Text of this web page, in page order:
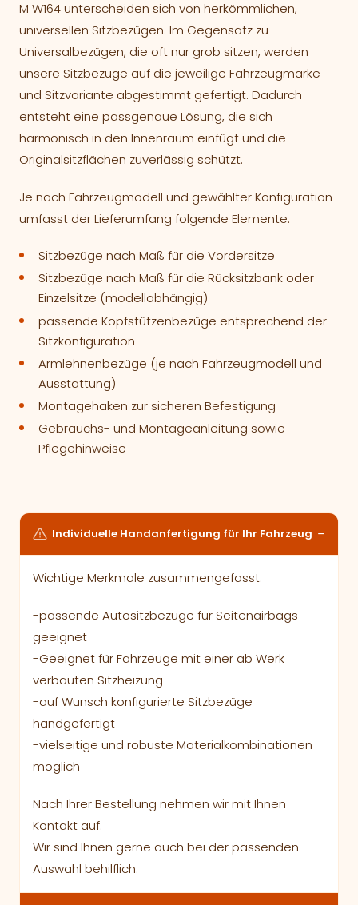
M W164 unterscheiden sich von herkömmlichen,
universellen Sitzbezügen. Im Gegensatz zu
Universalbezügen, die oft nur grob sitzen, werden
unsere Sitzbezüge auf die jeweilige Fahrzeugmarke
und Sitzvariante abgestimmt gefertigt. Dadurch
entsteht eine passgenaue Lösung, die sich
harmonisch in den Innenraum einfügt und die
Originalsitzflächen zuverlässig schützt.
Je nach Fahrzeugmodell und gewählter Konfiguration
umfasst der Lieferumfang folgende Elemente:
Sitzbezüge nach Maß für die Vordersitze
Sitzbezüge nach Maß für die Rücksitzbank oder
Einzelsitze (modellabhängig)
passende Kopfstützenbezüge entsprechend der
Sitzkonfiguration
Armlehnenbezüge (je nach Fahrzeugmodell und
Ausstattung)
Montagehaken zur sicheren Befestigung
Gebrauchs- und Montageanleitung sowie
Pflegehinweise
Individuelle Handanfertigung für Ihr Fahrzeug
Wichtige Merkmale zusammengefasst:
-passende Autositzbezüge für Seitenairbags
geeignet
-Geeignet für Fahrzeuge mit einer ab Werk
verbauten Sitzheizung
-auf Wunsch konfigurierte Sitzbezüge
handgefertigt
-vielseitige und robuste Materialkombinationen
möglich
Nach Ihrer Bestellung nehmen wir mit Ihnen
Kontakt auf.
Wir sind Ihnen gerne auch bei der passenden
Auswahl behilflich.